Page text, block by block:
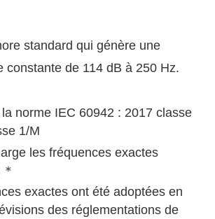
standard qui génère une
constante de 114 dB à 250 Hz.
norme IEC 60942 : 2017 classe
1/M
les fréquences exactes
exactes ont été adoptées en
des réglementations de